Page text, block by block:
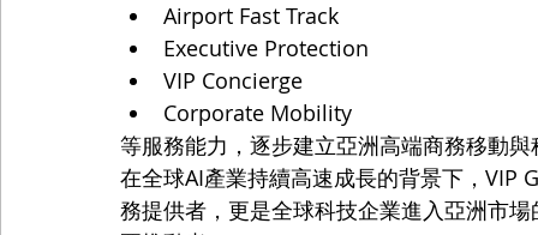
Airport Fast Track
Executive Protection
VIP Concierge
Corporate Mobility
等服務能力，逐步建立亞洲高端商務移動
在全球AI產業持續高速成長的背景下，VIP
務提供者，更是全球科技企業進入亞洲市